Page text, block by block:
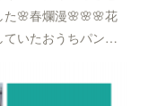
🌸春爛漫🌸🌸🌸花
ていたおうちパン…